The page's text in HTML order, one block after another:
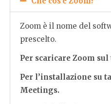
Zoom è il nome del
prescelto.
Per scaricare Zoom
Per l’installazione su
Meetings.